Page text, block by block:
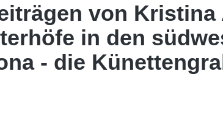
von
in den
- die